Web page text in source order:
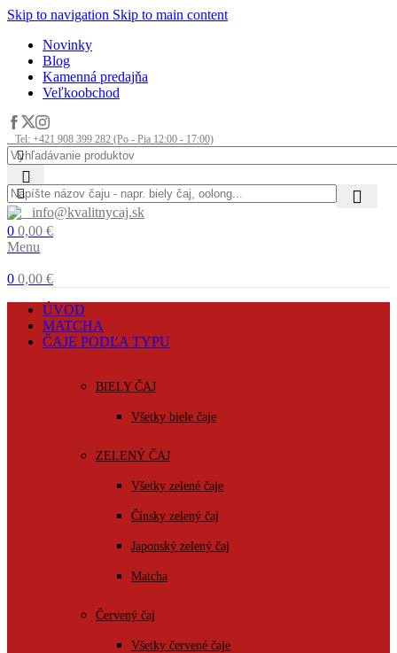
Skip to navigation Skip to main content
Novinky
Blog
Kamenná predajňa
Veľkoobchod
Tel: +421 908 399 282 (Po - Pia 12:00 - 17:00)
info@kvalitnycaj.sk
0 0,00 €
Menu
0 0,00 €
ÚVOD
MATCHA
ČAJE PODĽA TYPU
BIELY ČAJ
Všetky biele čaje
ZELENÝ ČAJ
Všetky zelené čaje
Čínsky zelený čaj
Japonský zelený čaj
Matcha
Červený čaj
Všetky červené čaje